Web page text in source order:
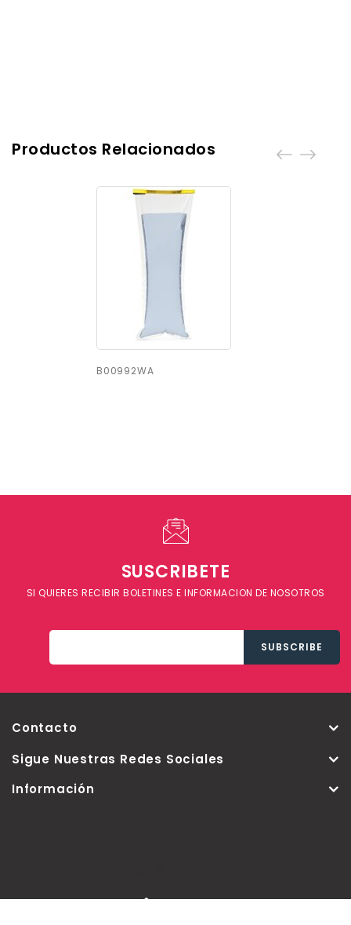
Productos Relacionados
B00992WA
SUSCRIBETE
SI QUIERES RECIBIR BOLETINES E INFORMACION DE NOSOTROS
Contacto
Sigue Nuestras Redes Sociales
Información